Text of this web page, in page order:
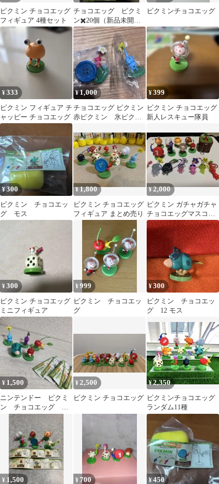
ピクミン チョコエッグ
フィギュア 4種セット
チョコエッグ ピクミ
ン✖️20個（新品未開
封）
ピクミンチョコエッグ
¥333
ピクミン フィギュア チ
ャッピー チョコエッグ
¥1,000
チョコエッグ ピクミン
赤ピクミン 氷ピクミ
¥399
ピクミン チョコエッグ
新人レスキュー隊員
¥300
ピクミン チョコエッ
グ モス
¥1,800
ピクミン チョコエッグ
フィギュア まとめ売り
¥2,000
ピクミン ガチャガチャ
チョコエッグマスコッ
ト フィギュア 大量セッ
ト
¥300
ピクミン チョコエッグ
ミニフィギュア
¥999
ピクミン チョコエッ
グ
¥300
ピクミン チョコエッ
グ 12 モス
¥ 1,500
ニンテンドー ピクミ
ン チョコエッグ セ
ット
¥2,500
ピクミン チョコエッグ
¥2,350
ピクミンチョコエッグ
ランダム11種
¥ 1,500 ¥ 700 ¥450